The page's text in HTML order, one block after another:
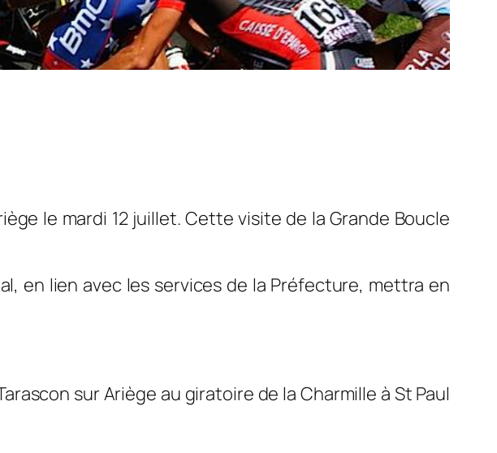
le mardi 12 juillet. Cette visite de la Grande Boucle
en lien avec les services de la Préfecture, mettra en
sur Ariège au giratoire de la Charmille à St Paul